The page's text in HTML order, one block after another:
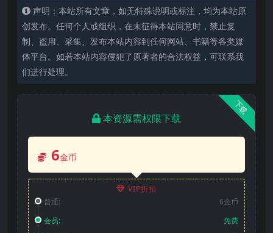
声明：本站所有文章，如无特殊说明或标注，均为本站原
创发布。任何个人或组织，在未征得本站同意时，禁止复
制、盗用、采集、发布本站内容到任何网站、书籍等各类媒
体平台。如若本站内容侵犯了原著者的合法权益，可联系我
们进行处理。
下载
本资源需权限下载
6金币
VIP折扣
普通:
6金币
会员:
免费